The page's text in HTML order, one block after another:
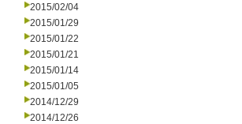
2015/02/04
2015/01/29
2015/01/22
2015/01/21
2015/01/14
2015/01/05
2014/12/29
2014/12/26